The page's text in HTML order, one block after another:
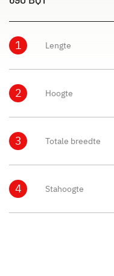
1 Lengte
2 Hoogte
3 Totale breedte
4 Stahoogte